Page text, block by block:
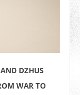
DZHUS
WAR TO